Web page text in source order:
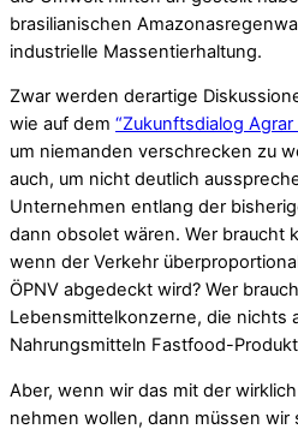
brasilianischen
industrielle Massentierhaltung.
Zwar werden derartige
wie auf dem “Zukunftsdialog Agrar
um niemanden verschrecken zu
auch, um nicht deutlich
Unternehmen entlang der
dann obsolet wären. Wer braucht
wenn der Verkehr
ÖPNV abgedeckt wird? Wer
Lebensmittelkonzerne, die nichts
Nahrungsmitteln Fastfood-
Aber, wenn wir das mit der
nehmen wollen, dann müssen wir